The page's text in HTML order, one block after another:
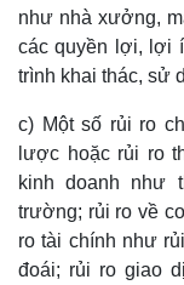
như nhà xưởng,
các quyền lợi, lợi
trình khai thác, sử
c) Một số rủi ro
lược hoặc rủi ro
kinh doanh như
trường; rủi ro về
ro tài chính như
đoái; rủi ro giao